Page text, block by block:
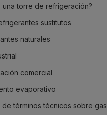
una torre de refrigeración?
sustitutos
naturales
comercial
evaporativo
de términos técnicos sobre gas